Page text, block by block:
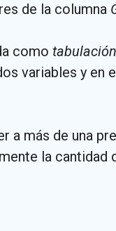
de la columna
como
variables y en
a más de una
la